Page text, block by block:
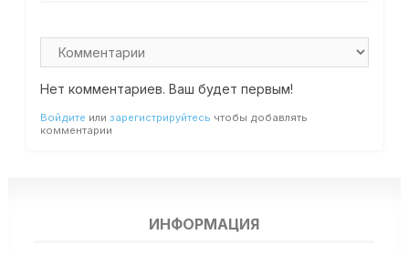
Нет комментариев. Ваш будет первым!
Войдите или зарегистрируйтесь чтобы добавлять
комментарии
ИНФОРМАЦИЯ